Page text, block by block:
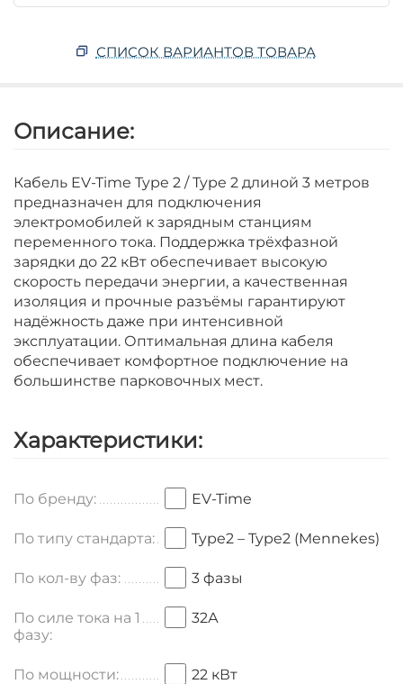
СПИСОК ВАРИАНТОВ ТОВАРА
Описание:
Кабель EV-Time Type 2 / Type 2 длиной 3 метров
предназначен для подключения
электромобилей к зарядным станциям
переменного тока. Поддержка трёхфазной
зарядки до 22 кВт обеспечивает высокую
скорость передачи энергии, а качественная
изоляция и прочные разъёмы гарантируют
надёжность даже при интенсивной
эксплуатации. Оптимальная длина кабеля
обеспечивает комфортное подключение на
большинстве парковочных мест.
Характеристики:
По бренду: EV-Time
По типу стандарта: Type2 – Type2 (Mennekes)
По кол-ву фаз: 3 фазы
По силе тока на 1
фазу:
32А
По мощности: 22 кВт